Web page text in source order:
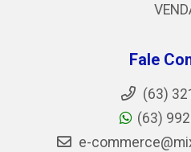
Fale
(63)
(63)
e-